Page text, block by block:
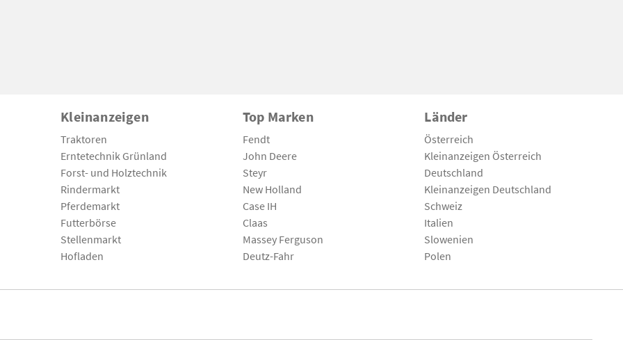
Kleinanzeigen
Traktoren
Erntetechnik Grünland
Forst- und Holztechnik
Rindermarkt
Pferdemarkt
Futterbörse
Stellenmarkt
Hofladen
Top Marken
Fendt
John Deere
Steyr
New Holland
Case IH
Claas
Massey Ferguson
Deutz-Fahr
Länder
Österreich
Kleinanzeigen Österreich
Deutschland
Kleinanzeigen Deutschland
Schweiz
Italien
Slowenien
Polen